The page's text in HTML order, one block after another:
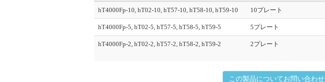
hT4000Fp-10, hT02-10, hT57-10, hT58-10, hT59-10 10プレート
hT4000Fp-5, hT02-5, hT57-5, hT58-5, hT59-5 5プレート
hT4000Fp-2, hT02-2, hT57-2, hT58-2, hT59-2 2プレート
この製品についてお問い合わせ